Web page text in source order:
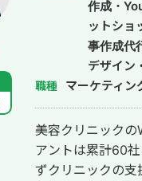
作成・
ットショ
事作成代
デザイン
ドメディ
職種 マーケティン
美容クリニックの
アントは累計60
ずクリニックの支援を行っている。